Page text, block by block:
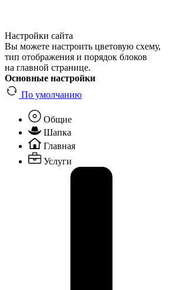
Настройки сайта
Вы можете настроить цветовую схему,
тип отображения и порядок блоков
на главной странице.
Основные настройки
По умолчанию
Общие
Шапка
Главная
Услуги